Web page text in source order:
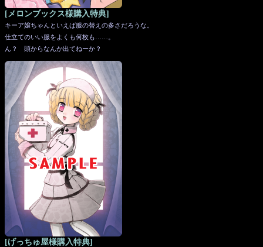
[メロンブックス様購入特典]
キーア嬢ちゃんといえば服の替えの多さだろうな。
仕立てのいい服をよくも何枚も……。
ん？ 頭からなんか出てねーか？
[げっちゅ屋様購入特典]